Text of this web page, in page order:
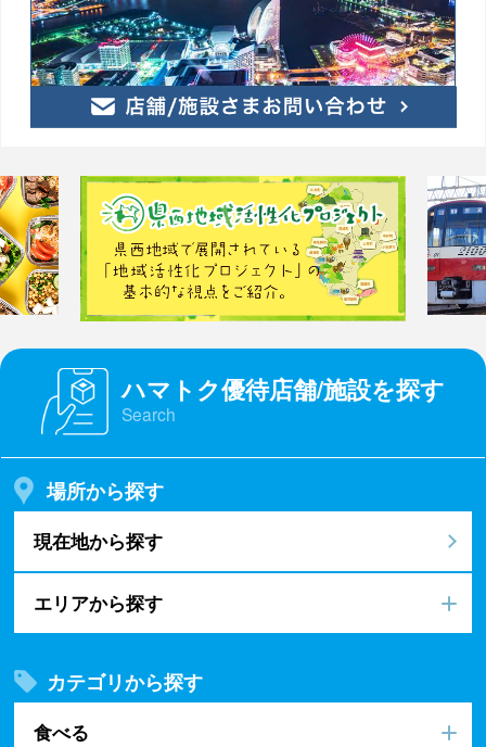
ハマトク優待店舗/施設を探す
Search
場所から探す
現在地から探す
エリアから探す
カテゴリから探す
食べる